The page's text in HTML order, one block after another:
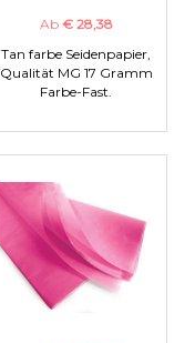
Ab € 28,38
Tan farbe Seidenpapier,
Qualität MG 17 Gramm
Farbe-Fast.